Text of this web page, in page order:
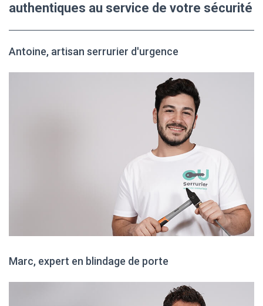
authentiques au service de votre sécurité
Antoine, artisan serrurier d'urgence
Marc, expert en blindage de porte